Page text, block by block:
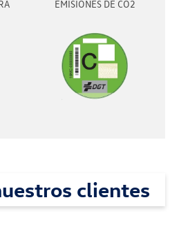
EMISIONES DE CO2
clientes